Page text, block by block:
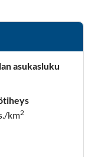
asukasluku
km2